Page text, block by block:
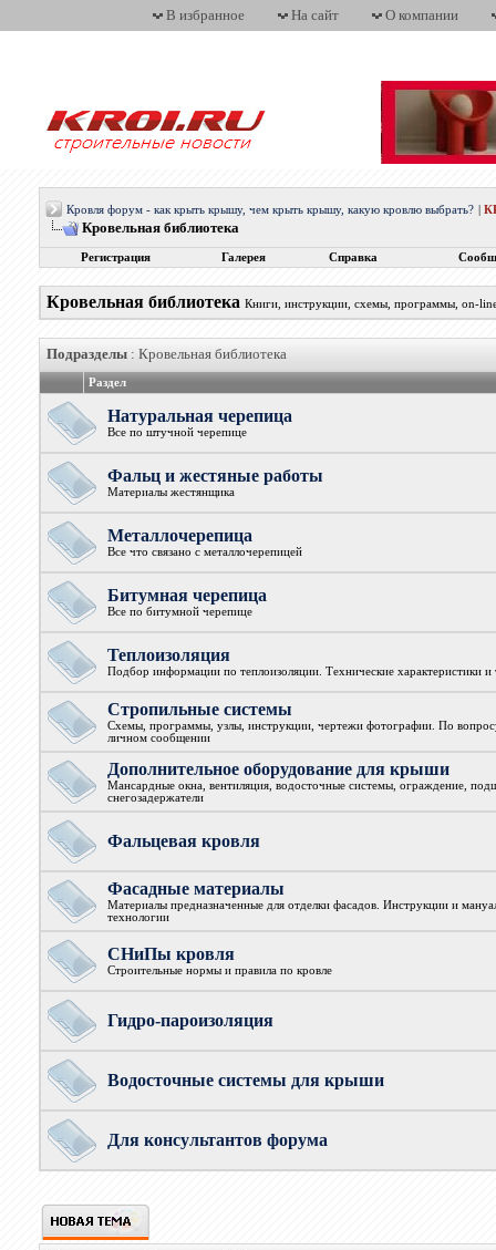
В избранное На сайт О компании
Кровля форум - как крыть крышу, чем крыть крышу, какую кровлю выбрать?
Кровельная библиотека
Регистрация Галерея Справка
Кровельная библиотека Книги, инструкции, схемы, программы, on-
Подразделы: Кровельная библиотека
Раздел
Натуральная черепица
Все по штучной черепице
Фальц и жестяные работы
Материалы жестянщика
Металлочерепица
Все что связано с металлочерепицей
Битумная черепица
Все по битумной черепице
Теплоизоляция
Подбор информации по теплоизоляции. Технические характеристики
Стропильные системы
Схемы, программы, узлы, инструкции, чертежи фотографии. По
личном сообщении
Дополнительное оборудование для крыши
Мансардные окна, вентиляция, водосточные системы, ограждение,
снегозадержатели
Фальцевая кровля
Фасадные материалы
Материалы предназначенные для отделки фасадов. Инструкции и
технологии
СНиПы кровля
Строительные нормы и правила по кровле
Гидро-пароизоляция
Водосточные системы для крыши
Для консультантов форума